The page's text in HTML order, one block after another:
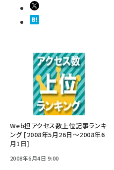
Web担アクセス数上位記事ランキ
ング [2008年5月26日～2008年6
月1日]
2008年6月4日 9:00